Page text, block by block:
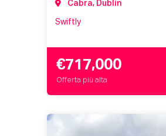
Cabra, Dublin
Swiftly
€717,000
Offerta più alta